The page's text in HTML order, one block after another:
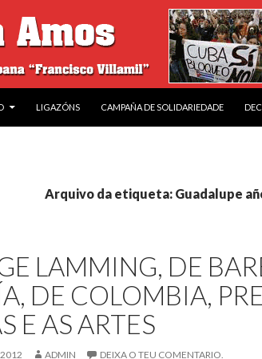
LIGAZÓNS CAMPAÑA DE SOLIDARIEDADE
Arquivo da etiqueta: Guadalupe
LAMMING, DE
DE COLOMBIA,
E AS ARTES
ADMIN DEIXA O TEU COMENTARIO.